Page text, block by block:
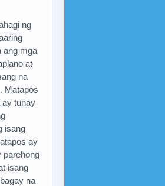
ng
ang mga
at
na
Matapos
ay tunay
isang
ay
parehong
isang
na